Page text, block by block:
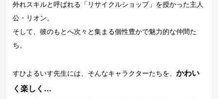
外れスキルと呼ばれる「リサイクルショップ」を授かった主人
公・リオン。
そして、彼のもとへ次々と集まる個性豊かで魅力的な仲間た
ち。
すひよるいす先生には、そんなキャラクターたちを、 かわい
く楽しく…